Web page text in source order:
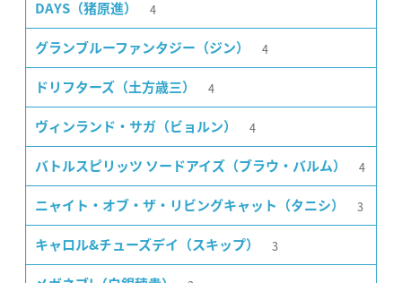
DAYS（猪原進） 4
グランブルーファンタジー（ジン） 4
ドリフターズ（土方歳三） 4
ヴィンランド・サガ（ビョルン） 4
バトルスピリッツ ソードアイズ（ブラウ・バルム） 4
ニャイト・オブ・ザ・リビングキャット（タニシ） 3
キャロル&チューズデイ（スキップ） 3